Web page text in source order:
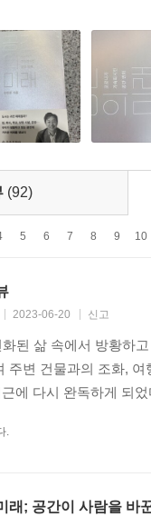
의 공간은 마당 같은
스로 나눠진 회사, 내
간까지 다양하다. 그
지만 이야기 끝에 저
아닌, 함께 행복한 유
(92)
5 6 7 8 9 10
2023-06-20 신고
된 삶 속에서 방황하
주변 건물과의 조화,
에 다시 완독하게 되
.
래; 공간이 사람을 바